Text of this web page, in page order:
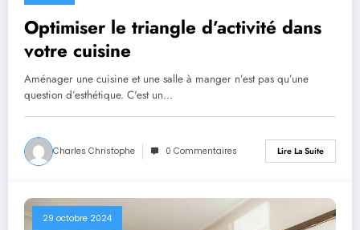
Optimiser le triangle d’activité dans
votre cuisine
Aménager une cuisine et une salle à manger n’est pas qu’une
question d’esthétique. C'est un…
Charles Christophe 0 Commentaires Lire La Suite
29 octobre 2024